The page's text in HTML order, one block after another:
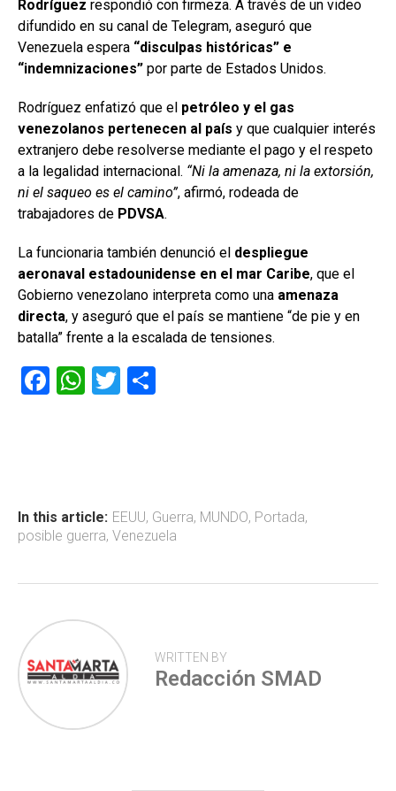
Rodríguez respondió con firmeza. A través de un video
difundido en su canal de Telegram, aseguró que
Venezuela espera “disculpas históricas” e
“indemnizaciones” por parte de Estados Unidos.
Rodríguez enfatizó que el petróleo y el gas
venezolanos pertenecen al país y que cualquier interés
extranjero debe resolverse mediante el pago y el respeto
a la legalidad internacional. “Ni la amenaza, ni la extorsión,
ni el saqueo es el camino”, afirmó, rodeada de
trabajadores de PDVSA.
La funcionaria también denunció el despliegue
aeronaval estadounidense en el mar Caribe, que el
Gobierno venezolano interpreta como una amenaza
directa, y aseguró que el país se mantiene “de pie y en
batalla” frente a la escalada de tensiones.
F
ok
W
p
p
T
tir
In this article: EEUU, Guerra, MUNDO, Portada,
posible guerra, Venezuela
WRITTEN BY
Redacción SMAD